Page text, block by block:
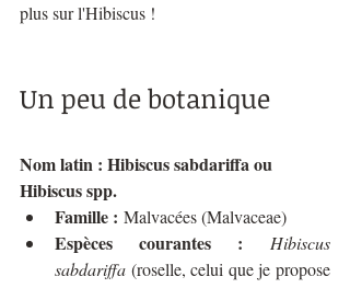
plus sur l'Hibiscus !
Un peu de botanique
Nom latin : Hibiscus sabdariffa ou
Hibiscus spp.
Famille : Malvacées (Malvaceae)
Espèces courantes :
Hibiscus
sabdariffa (roselle, celui que je propose